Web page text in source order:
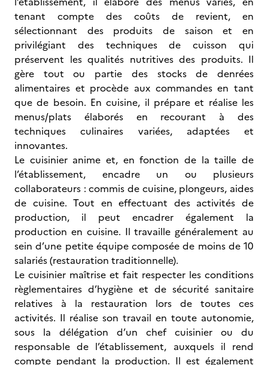
tenant compte des coûts de revient, en
sélectionnant des produits de saison et en
privilégiant des techniques de cuisson qui
préservent les qualités nutritives des produits. Il
gère tout ou partie des stocks de denrées
alimentaires et procède aux commandes en tant
que de besoin. En cuisine, il prépare et réalise les
menus/plats élaborés en recourant à des
techniques culinaires variées, adaptées et
innovantes.
Le cuisinier anime et, en fonction de la taille de
l’établissement, encadre un ou plusieurs
collaborateurs : commis de cuisine, plongeurs, aides
de cuisine. Tout en effectuant des activités de
production, il peut encadrer également la
production en cuisine. Il travaille généralement au
sein d’une petite équipe composée de moins de 10
salariés (restauration traditionnelle).
Le cuisinier maîtrise et fait respecter les conditions
règlementaires d’hygiène et de sécurité sanitaire
relatives à la restauration lors de toutes ces
activités. Il réalise son travail en toute autonomie,
sous la délégation d’un chef cuisinier ou du
responsable de l’établissement, auxquels il rend
compte pendant la production. Il est également